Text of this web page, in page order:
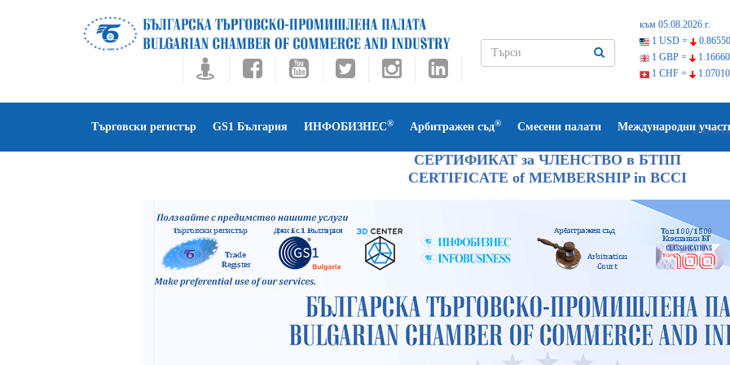
към 05.08.2026 г.
1 USD =
1 GBP =
1 CHF =
Търговски регистър GS1 България ИНФОБИЗНЕС® Арбитражен съд® Смесени палати Международни
СЕРТИФИКАТ за ЧЛЕНСТВО в БТПП
CERTIFICATE of MEMBERSHIP in BCCI